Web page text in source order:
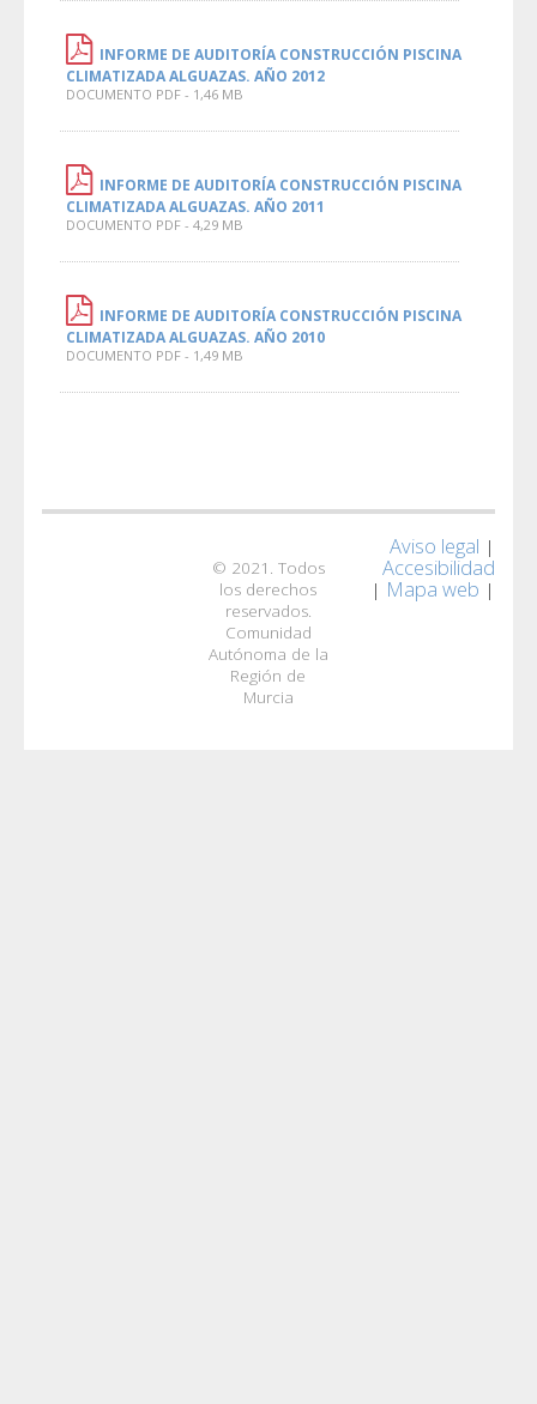
INFORME DE AUDITORÍA CONSTRUCCIÓN PISCINA
CLIMATIZADA ALGUAZAS. AÑO 2012
DOCUMENTO PDF - 1,46 MB
INFORME DE AUDITORÍA CONSTRUCCIÓN PISCINA
CLIMATIZADA ALGUAZAS. AÑO 2011
DOCUMENTO PDF - 4,29 MB
INFORME DE AUDITORÍA CONSTRUCCIÓN PISCINA
CLIMATIZADA ALGUAZAS. AÑO 2010
DOCUMENTO PDF - 1,49 MB
© 2021. Todos
los derechos
reservados.
Comunidad
Autónoma de la
Región de
Murcia
Aviso legal |
Accesibilidad
| Mapa web |